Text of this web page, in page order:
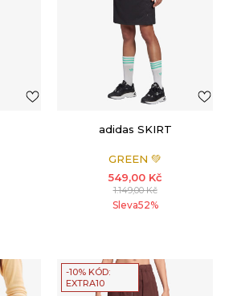
adidas SKIRT
GREEN 💚
549,00 Kč
1.149,00Kč
Sleva52%
-10% KÓD:
EXTRA10